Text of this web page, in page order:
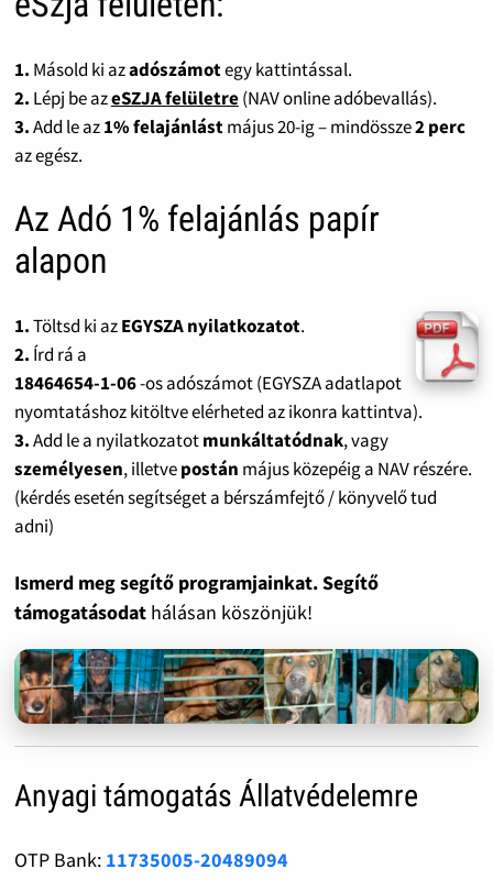
1. Másold ki azadószámotegy kattintással.
2. Lépj be azeSZJA felületre(NAV online adóbevallás).
3.Add le az1% felajánlástmájus 20-ig – mindössze2 perc
az egész.
Az Adó 1% felajánlás papír
alapon
1.Töltsd ki azEGYSZA nyilatkozatot.
2. Írd rá a
18464654-1-06-os adószámot (EGYSZA adatlapot
nyomtatáshoz kitöltve elérheted az ikonra kattintva).
3.Add le a nyilatkozatotmunkáltatódnak, vagy
személyesen, illetvepostán május közepéig a NAV részére.
(kérdés esetén segítséget a bérszámfejtő / könyvelő tud
adni)
Ismerd meg segítő programjainkat. Segítő
támogatásodat hálásan köszönjük!
Anyagi támogatás Állatvédelemre
OTP Bank: 11735005-20489094